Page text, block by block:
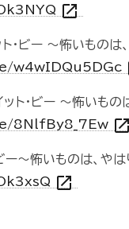
open_in_new
ット・ビー ～怖いも
w4wIDQu5DGc
イット・ビー ～怖いも
8NlfBy8_7Ew open_in_new
ビー～怖いものは、や
open_in_new